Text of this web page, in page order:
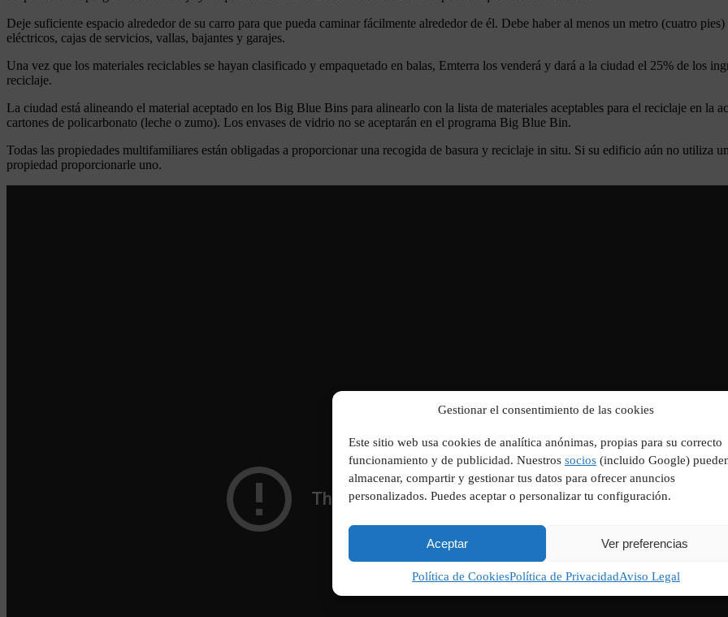
Gestionar el consentimiento de las cookies
Este sitio web usa cookies de analítica anónimas, propias para su correcto
funcionamiento y de publicidad. Nuestros socios (incluido Google)
almacenar, compartir y gestionar tus datos para ofrecer anuncios
personalizados. Puedes aceptar o personalizar tu configuración.
Aceptar Ver preferencias
Política de CookiesPolítica de PrivacidadAviso Legal
Deje suficiente espacio alrededor de su carro para que pueda caminar fácilmente alrededor de él. Debe haber al menos un metro (cuatro
eléctricos, cajas de servicios, vallas, bajantes y garajes.
Una vez que los materiales reciclables se hayan clasificado y empaquetado en balas, Emterra los venderá y dará a la ciudad el 25% de los
reciclaje.
La ciudad está alineando el material aceptado en los Big Blue Bins para alinearlo con la lista de materiales aceptables para el reciclaje en la
cartones de policarbonato (leche o zumo). Los envases de vidrio no se aceptarán en el programa Big Blue Bin.
Todas las propiedades multifamiliares están obligadas a proporcionar una recogida de basura y reciclaje in situ. Si su edificio aún no utiliza
propiedad proporcionarle uno.